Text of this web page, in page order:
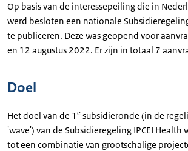
Op basis van de interessepeiling die in
werd besloten een nationale
te publiceren. Deze was geopend voor
en 12 augustus 2022. Er zijn in totaal 7
Doel
Het doel van de 1 e subsidieronde (in de
'wave') van de Subsidieregeling IPCEI Health
tot een combinatie van grootschalige